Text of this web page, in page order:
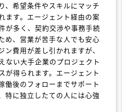
、希望条件やスキルにマッチ
ます。エージェント経由の案
が多く、契約交渉や事務手続
め、営業が苦手な人でも安心
ン費用が差し引かれますが、
ない大手企業のプロジェクト
が得られます。エージェント
働後のフォローまでサポート
特に独立したての人には心強